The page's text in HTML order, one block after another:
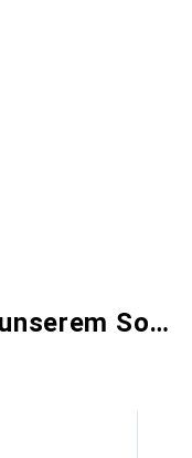
Weitere Produkte aus unserem Sortiment